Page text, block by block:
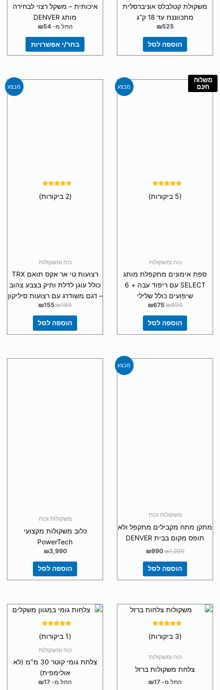
משקולת קטלבלס אוניברסלית
מתכווננת עד 18 ק”ג
₪525
הוספה לסל
איכותית – משקל רצוי לבחירה
מותג DENVER
החל מ- ₪54
בחר/י אפשרויות
מבצע
משלוח
חינם
כוח ומשקולות
ספת אימונים מתקפלת מותג
SELECT עם ריפוד עבה + 6
שיפועים כולל שלילי
₪890
₪675
המחיר
הנוכחי
הוספה לסל
מבצע
כוח ומשקולות
רצועות טי אר אקס תואם TRX
כולל עוגן לדלת ותיק בצבע צהוב
– דגם משודרג עם רצועות סיליקון
₪189
₪155
המחיר
הנוכחי
הוספה לסל
מבצע
משקולות וכוח
מתקן מתח מקבילים מתקפל ולא
תופס מקום בבית DENVER
₪1,290
₪990
המחיר
הנוכחי
הוספה לסל
משקולות וכוח
כלוב משקולות מקצועי
PowerTech
₪3,990
הוספה לסל
5.00
(3 ביקורות)
כוח ומשקולות
צלחת משקולות ברזל
החל מ- ₪17
למוצר
זה
מספר
סוגים.
לבחור
את
5.00
(1 ביקורות)
כוח ומשקולות
צלחת גומי קוטר 30 מ"מ (לא
אולימפית)
החל מ- ₪17
למוצר
זה
מספר
סוגים.
ניתן
לבחור
את